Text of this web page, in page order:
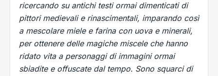
ricercando su antichi testi ormai dimenticati di
pittori medievali e rinascimentali, imparando così
a mescolare miele e farina con uova e minerali,
per ottenere delle magiche miscele che hanno
ridato vita a personaggi di immagini ormai
sbiadite e offuscate dal tempo. Sono squarci di